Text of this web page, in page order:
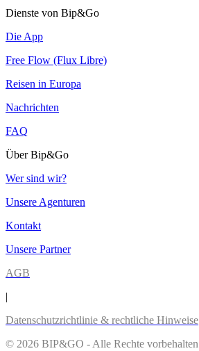
Dienste von Bip&Go
Die App
Free Flow (Flux Libre)
Reisen in Europa
Nachrichten
FAQ
Über Bip&Go
Wer sind wir?
Unsere Agenturen
Kontakt
Unsere Partner
AGB
|
Datenschutzrichtlinie & rechtliche Hinweise
© 2026 BIP&GO - Alle Rechte vorbehalten